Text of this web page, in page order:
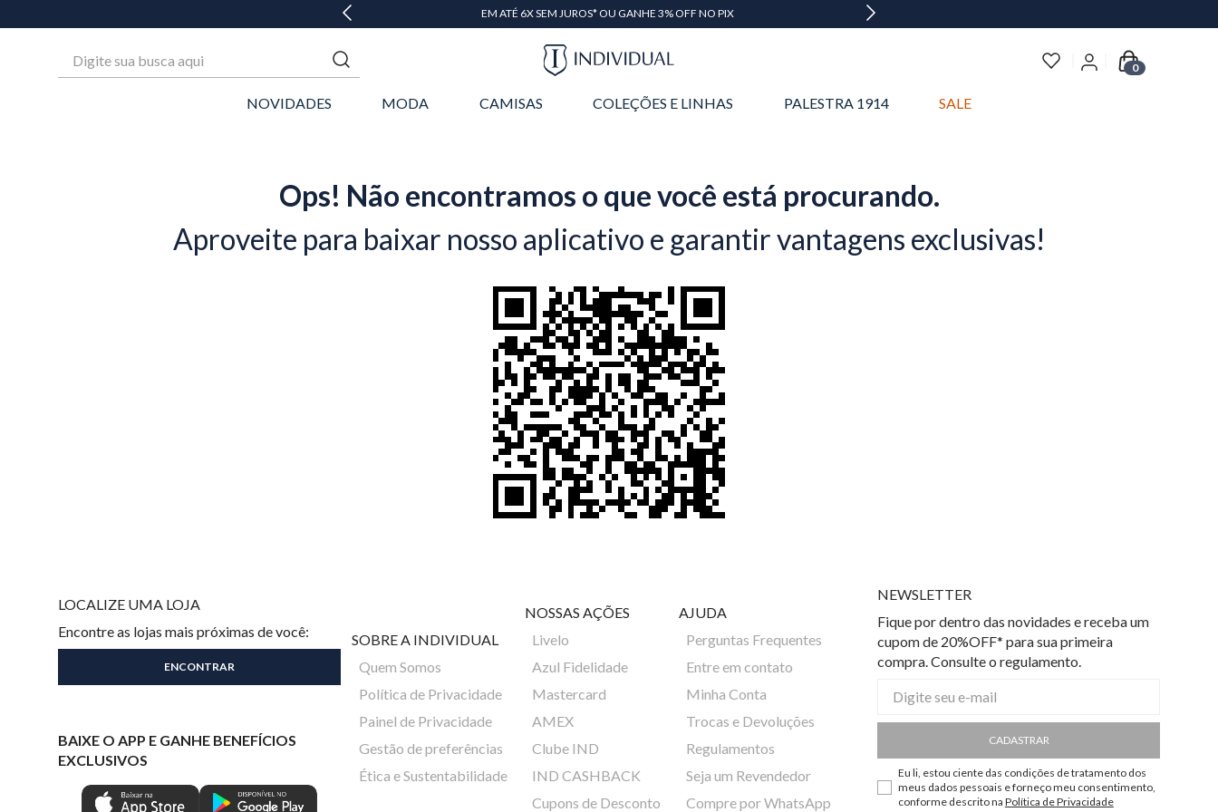
EM ATÉ 6X SEM JUROS* OU GANHE 3% OFF NO PIX
0
NOVIDADES MODA CAMISAS COLEÇÕES E LINHAS PALESTRA 1914 SALE
Ops! Não encontramos o que você está procurando.
Aproveite para baixar nosso aplicativo e garantir vantagens exclusivas!
LOCALIZE UMA LOJA
Encontre as lojas mais próximas de você:
BAIXE O APP E GANHE BENEFÍCIOS
EXCLUSIVOS
SOBRE A INDIVIDUAL
Quem Somos
Política de Privacidade
Painel de Privacidade
Gestão de preferências
Ética e Sustentabilidade
NOSSAS AÇÕES
Livelo
Azul Fidelidade
Mastercard
AMEX
Clube IND
IND CASHBACK
Cupons de Desconto
AJUDA
Perguntas Frequentes
Entre em contato
Minha Conta
Trocas e Devoluções
Regulamentos
Seja um Revendedor
Compre por WhatsApp
NEWSLETTER
Fique por dentro das novidades e receba um
cupom de 20%OFF* para sua primeira
compra. Consulte o regulamento.
CADASTRAR
Eu li, estou ciente das condições de tratamento dos
meus dados pessoais e forneço meu consentimento,
conforme descrito na Política de Privacidade